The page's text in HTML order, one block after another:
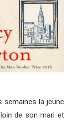
semaines la jeune
de son mari et